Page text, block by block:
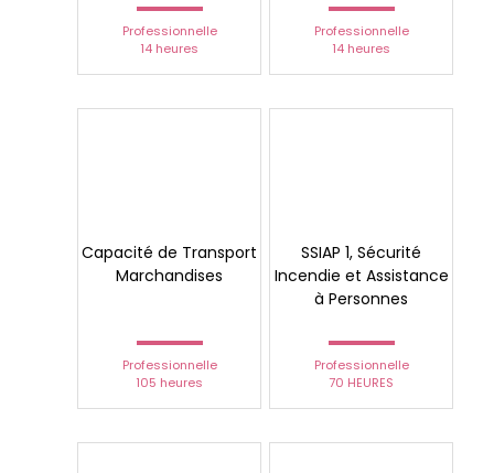
Professionnelle
14 heures
Professionnelle
14 heures
Capacité de Transport
Marchandises
Professionnelle
105 heures
SSIAP 1, Sécurité
Incendie et Assistance
à Personnes
Professionnelle
70 HEURES